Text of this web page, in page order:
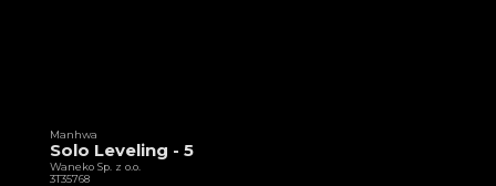
Manhwa
Solo Leveling - 5
Waneko Sp. z o.o.
3T35768